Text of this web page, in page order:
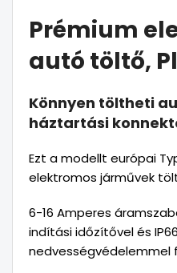
Prémium
autó töltő,
Könnyen töltheti
háztartási
Ezt a modellt európai
elektromos járművek
6-16 Amperes
indítási időzítővel és
nedvességvédelemmel